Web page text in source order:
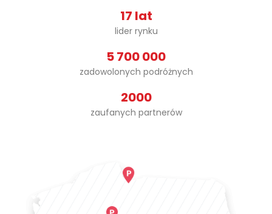
17 lat
lider rynku
5 700 000
zadowolonych podróżnych
2000
zaufanych partnerów